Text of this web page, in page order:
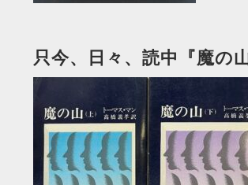
只今、日々、読中『魔の山